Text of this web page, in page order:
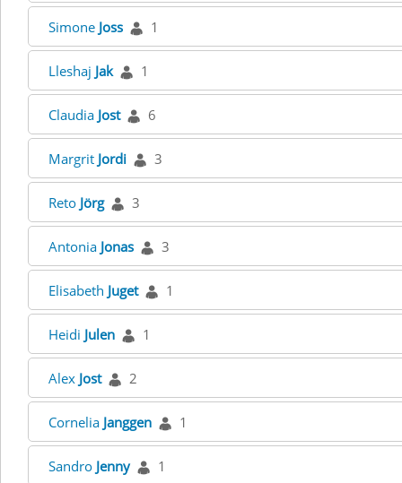
Simone Joss 1
Lleshaj Jak 1
Claudia Jost 6
Margrit Jordi 3
Reto Jörg 3
Antonia Jonas 3
Elisabeth Juget 1
Heidi Julen 1
Alex Jost 2
Cornelia Janggen 1
Sandro Jenny 1